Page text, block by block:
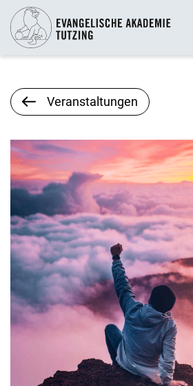
Veranstaltungen